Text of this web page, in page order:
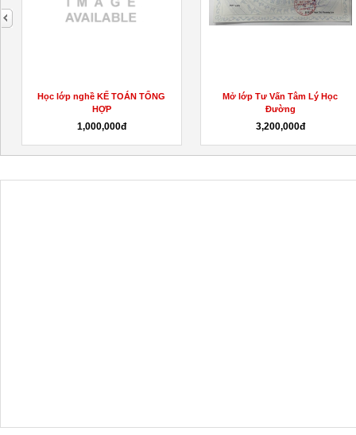
Mở lớp Tư Vấn Tâm Lý Học
Đường
3,200,000đ
Học online chứng chỉ sơ cấp
tải đường...
3,500,000đ